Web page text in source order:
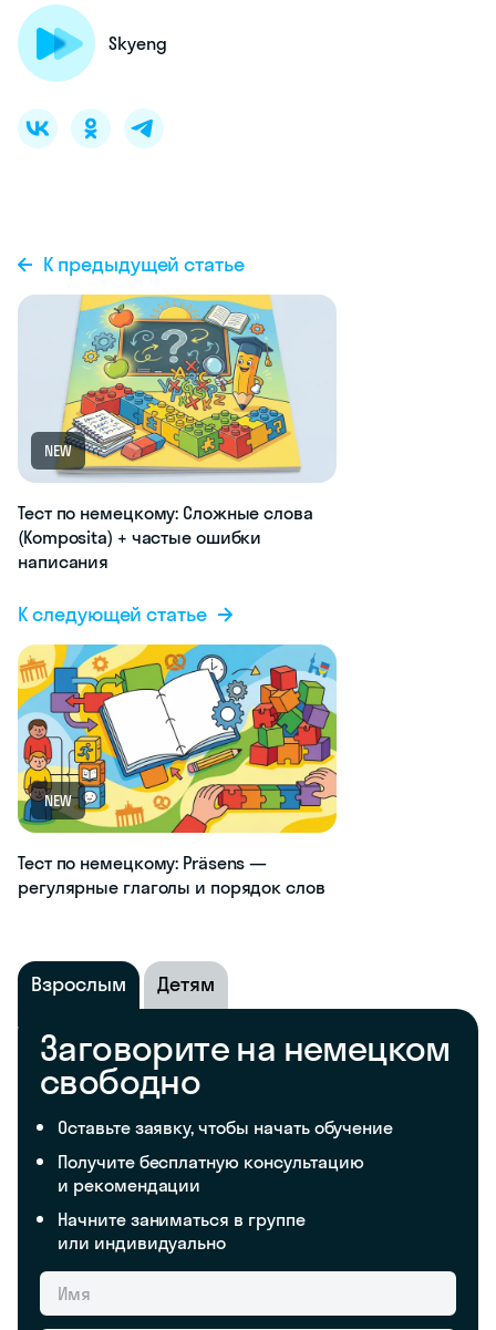
Skyeng
К предыдущей статье
NEW
Тест по немецкому: Сложные слова
(Komposita) + частые ошибки
написания
К следующей статье
NEW
Тест по немецкому: Präsens —
регулярные глаголы и порядок слов
Взрослым Детям
Заговорите на немецком
свободно
Оставьте заявку, чтобы начать обучение
Получите бесплатную консультацию
и рекомендации
Начните заниматься в группе
или индивидуально